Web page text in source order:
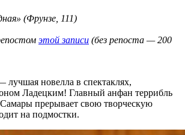
(Фрунзе, 111)
этой записи (без репоста — 200
новелла в спектаклях,
Ладецким! Главный анфан террибль
Самары прерывает свою творческую
на подмостки.